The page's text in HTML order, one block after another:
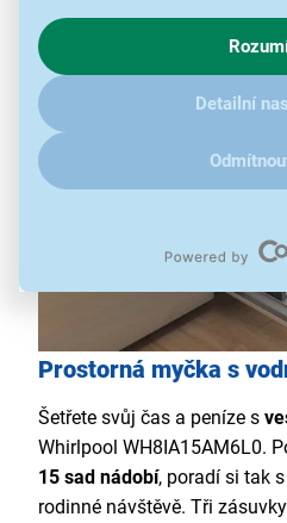
chování na webu pro zobrazení
zajímají detaily, jak u nás s
kliknětesem.
Detailní
Prostorná myčka s
Šetřete svůj čas a peníze s
Whirlpool WH8IA15AM6L0.
15 sad nádobí, poradí si tak
rodinné návštěvě. Tři